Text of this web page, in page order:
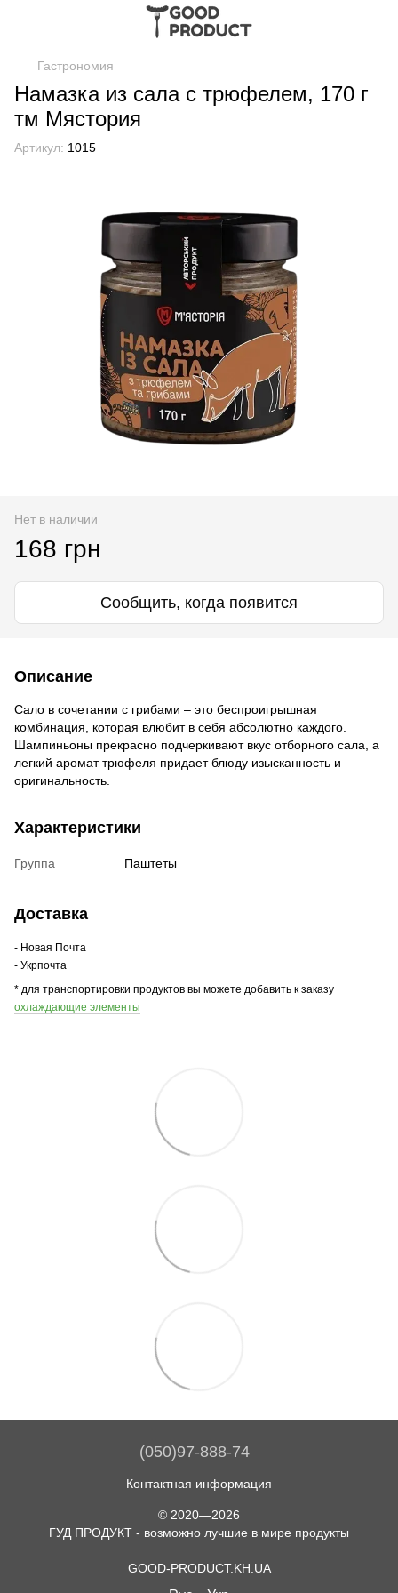
Гастрономия
Намазка из сала с трюфелем, 170 г
тм Мястория
Артикул: 1015
Нет в наличии
168 грн
Сообщить, когда появится
Описание
Сало в сочетании с грибами – это беспроигрышная
комбинация, которая влюбит в себя абсолютно каждого.
Шампиньоны прекрасно подчеркивают вкус отборного сала, а
легкий аромат трюфеля придает блюду изысканность и
оригинальность.
Характеристики
Группа Паштеты
Доставка
- Новая Почта
- Укрпочта
* для транспортировки продуктов вы можете добавить к заказу
охлаждающие элементы
(050)97-888-74
Контактная информация
© 2020—2026
ГУД ПРОДУКТ - возможно лучшие в мире продукты
GOOD-PRODUCT.KH.UA